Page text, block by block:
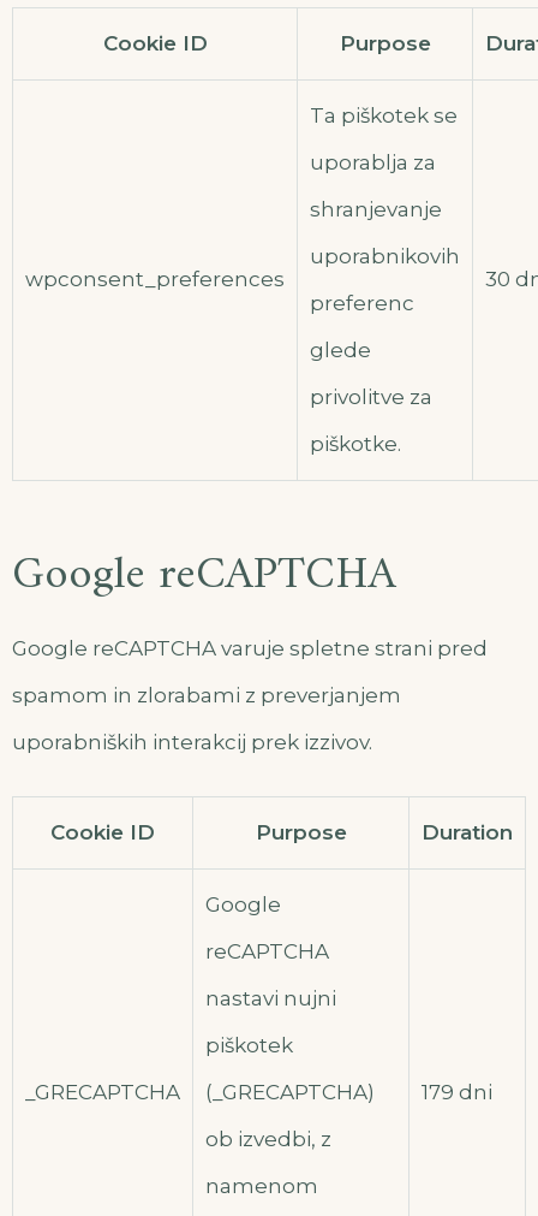
Cookie ID Purpose
wpconsent_preferences
Ta piškotek se
uporablja za
shranjevanje
uporabnikovih
preferenc
glede
privolitve za
piškotke.
30
Google reCAPTCHA
Google reCAPTCHA varuje spletne strani pred
spamom in zlorabami z preverjanjem
uporabniških interakcij prek izzivov.
Cookie ID Purpose Duration
_GRECAPTCHA
Google
reCAPTCHA
nastavi nujni
piškotek
(_GRECAPTCHA)
ob izvedbi, z
namenom
179 dni